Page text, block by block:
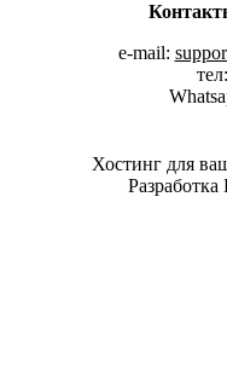
e-mail:
Хостинг для